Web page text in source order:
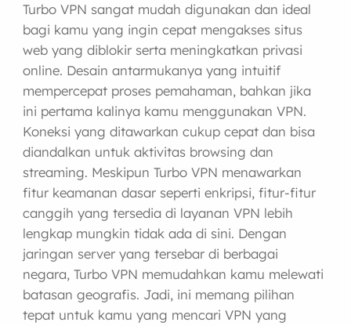
Turbo VPN sangat mudah digunakan dan ideal
bagi kamu yang ingin cepat mengakses situs
web yang diblokir serta meningkatkan privasi
online. Desain antarmukanya yang intuitif
mempercepat proses pemahaman, bahkan jika
ini pertama kalinya kamu menggunakan VPN.
Koneksi yang ditawarkan cukup cepat dan bisa
diandalkan untuk aktivitas browsing dan
streaming. Meskipun Turbo VPN menawarkan
fitur keamanan dasar seperti enkripsi, fitur-fitur
canggih yang tersedia di layanan VPN lebih
lengkap mungkin tidak ada di sini. Dengan
jaringan server yang tersebar di berbagai
negara, Turbo VPN memudahkan kamu melewati
batasan geografis. Jadi, ini memang pilihan
tepat untuk kamu yang mencari VPN yang